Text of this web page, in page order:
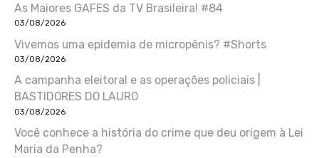
As Maiores GAFES da TV Brasileira! #84
03/08/2026
Vivemos uma epidemia de micropênis? #Shorts
03/08/2026
A campanha eleitoral e as operações policiais |
BASTIDORES DO LAURO
03/08/2026
Você conhece a história do crime que deu origem à Lei
Maria da Penha?